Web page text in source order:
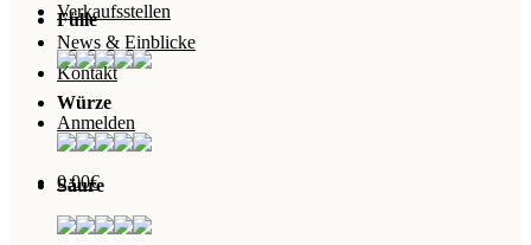
Verkaufsstellen
News & Einblicke
Kontakt
Anmelden
0,00€
Fülle
Würze
Säure